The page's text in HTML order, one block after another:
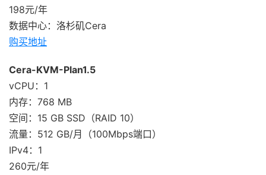
198元/年
数据中心：洛杉矶Cera
购买地址
Cera-KVM-Plan1.5
vCPU：1
内存：768 MB
空间：15 GB SSD（RAID 10）
流量：512 GB/月（100Mbps端口）
IPv4：1
260元/年